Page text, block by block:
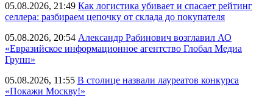
05.08.2026, 21:49 Как логистика убивает и спасает рейтинг
селлера: разбираем цепочку от склада до покупателя
05.08.2026, 20:54 Александр Рабинович возглавил АО
«Евразийское информационное агентство Глобал Медиа
Групп»
05.08.2026, 11:55 В столице назвали лауреатов конкурса
«Покажи Москву!»